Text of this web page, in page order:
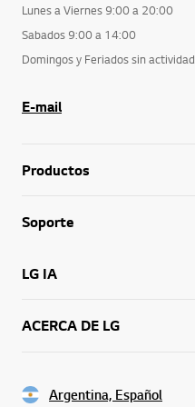
Lunes a Viernes 9:00 a 20:00
Sabados 9:00 a 14:00
Domingos y Feriados sin actividad
E-mail
Productos
Soporte
LG IA
ACERCA DE LG
Argentina, Español